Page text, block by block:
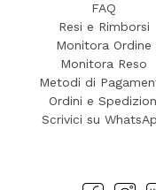
FAQ
Resi e Rimborsi
Monitora Ordine
Monitora Reso
Metodi di
Ordini e
Scrivici su